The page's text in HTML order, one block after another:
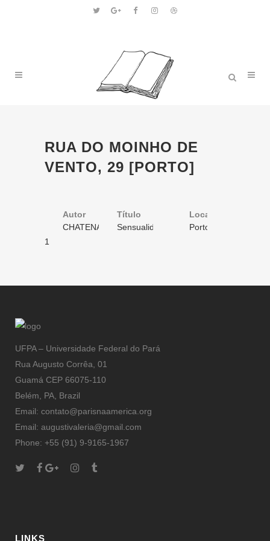
RUA DO MOINHO DE
VENTO, 29 [PORTO]
Autor Título Volume
Local
CHATENAY,
Arsène
Sensualidade
Porto
1
UFPA – Universidade Federal do Pará
Rua Augusto Corrêa, 01
Guamá CEP 66075-110
Belém, PA, Brazil
Email: contato@parisnaamerica.org
Email: augustivaleria@gmail.com
Phone: +55 (91) 9-9165-1967
LINKS